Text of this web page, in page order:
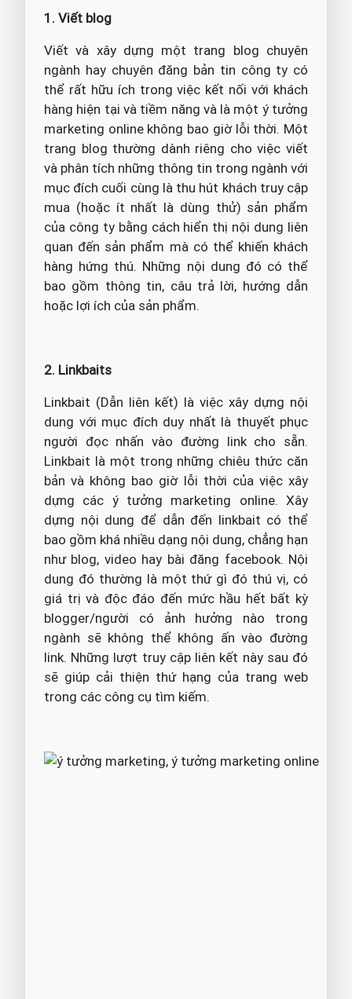
1. Viết blog
Viết và xây dựng một trang blog chuyên
ngành hay chuyên đăng bản tin công ty có
thể rất hữu ích trong việc kết nối với khách
hàng hiện tại và tiềm năng và là một ý tưởng
marketing online không bao giờ lỗi thời. Một
trang blog thường dành riêng cho việc viết
và phân tích những thông tin trong ngành với
mục đích cuối cùng là thu hút khách truy cập
mua (hoặc ít nhất là dùng thử) sản phẩm
của công ty bằng cách hiển thị nội dung liên
quan đến sản phẩm mà có thể khiến khách
hàng hứng thú. Những nội dung đó có thể
bao gồm thông tin, câu trả lời, hướng dẫn
hoặc lợi ích của sản phẩm.
2. Linkbaits
Linkbait (Dẫn liên kết) là việc xây dựng nội
dung với mục đích duy nhất là thuyết phục
người đọc nhấn vào đường link cho sẵn.
Linkbait là một trong những chiêu thức căn
bản và không bao giờ lỗi thời của việc xây
dựng các ý tưởng marketing online. Xây
dựng nội dung để dẫn đến linkbait có thể
bao gồm khá nhiều dạng nội dung, chẳng hạn
như blog, video hay bài đăng facebook. Nội
dung đó thường là một thứ gì đó thú vị, có
giá trị và độc đáo đến mức hầu hết bất kỳ
blogger/người có ảnh hưởng nào trong
ngành sẽ không thể không ấn vào đường
link. Những lượt truy cập liên kết này sau đó
sẽ giúp cải thiện thứ hạng của trang web
trong các công cụ tìm kiếm.